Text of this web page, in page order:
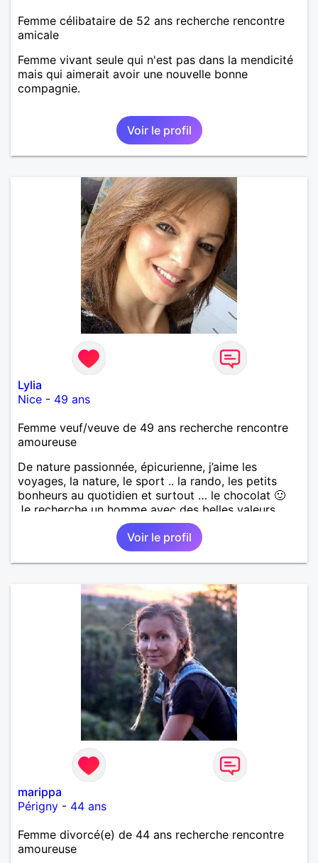
Femme célibataire de 52 ans recherche rencontre
amicale
Femme vivant seule qui n'est pas dans la mendicité
mais qui aimerait avoir une nouvelle bonne
compagnie.
Voir le profil
Lylia
Nice - 49 ans
Femme veuf/veuve de 49 ans recherche rencontre
amoureuse
De nature passionnée, épicurienne, j’aime les
voyages, la nature, le sport .. la rando, les petits
bonheurs au quotidien et surtout … le chocolat 🙂
Je recherche un homme avec des belles valeurs,
respectueux, bienveillant. Une jolie rencontre, un
feeling, une connexion, pour vivre une belle histoire
d’amour et profiter de ce que la vie peut nous offrir
de plus beau en retour. Je tiens à préciser, que je
ne fume pas.
Voir le profil
marippa
Périgny - 44 ans
Femme divorcé(e) de 44 ans recherche rencontre
amoureuse